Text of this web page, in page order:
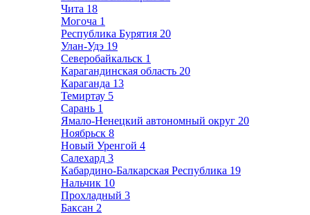
Чита 18
Могоча 1
Республика Бурятия 20
Улан-Удэ 19
Северобайкальск 1
Карагандинская область 20
Караганда 13
Темиртау 5
Сарань 1
Ямало-Ненецкий автономный округ 20
Ноябрьск 8
Новый Уренгой 4
Салехард 3
Кабардино-Балкарская Республика 19
Нальчик 10
Прохладный 3
Баксан 2